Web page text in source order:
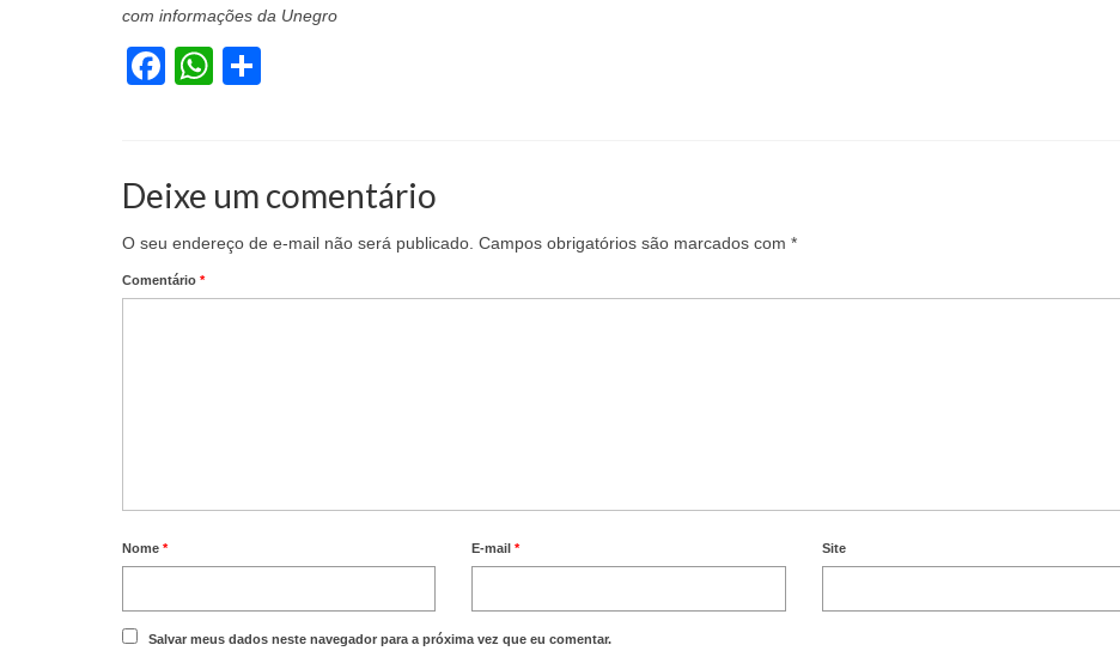
com informações da Unegro
Facebook
WhatsApp
Deixe um comentário
O seu endereço de e-mail não será publicado. Campos obrigatórios são marcados com *
Comentário *
Nome * E-mail* Site
Salvar meus dados neste navegador para a próxima vez que eu comentar.